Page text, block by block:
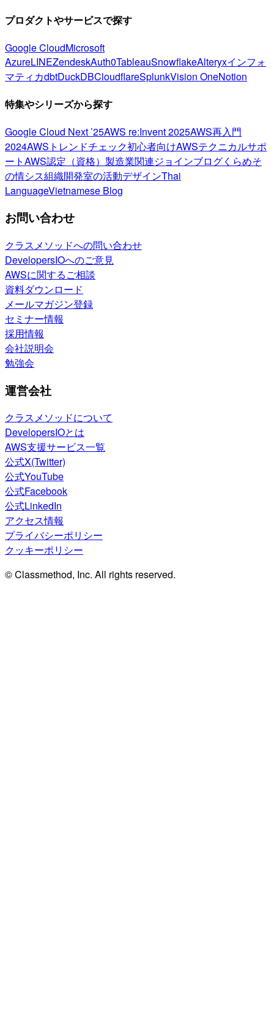
プロダクトやサービスで探す
Google CloudMicrosoft
AzureLINEZendeskAuth0TableauSnowflakeAlteryxインフォ
マティカdbtDuckDBCloudflareSplunkVision OneNotion
特集やシリーズから探す
Google Cloud Next ’25AWS re:Invent 2025AWS再入門
2024AWSトレンドチェック初心者向けAWSテクニカルサポ
ートAWS認定（資格） 製造業関連ジョインブログくらめそ
の情シス組織開発室の活動デザインThai
LanguageVietnamese Blog
お問い合わせ
クラスメソッドへの問い合わせ
DevelopersIOへのご意見
AWSに関するご相談
資料ダウンロード
メールマガジン登録
セミナー情報
採用情報
会社説明会
勉強会
運営会社
クラスメソッドについて
DevelopersIOとは
AWS支援サービス一覧
公式X(Twitter)
公式YouTube
公式Facebook
公式LinkedIn
アクセス情報
プライバシーポリシー
クッキーポリシー
© Classmethod, Inc. All rights reserved.